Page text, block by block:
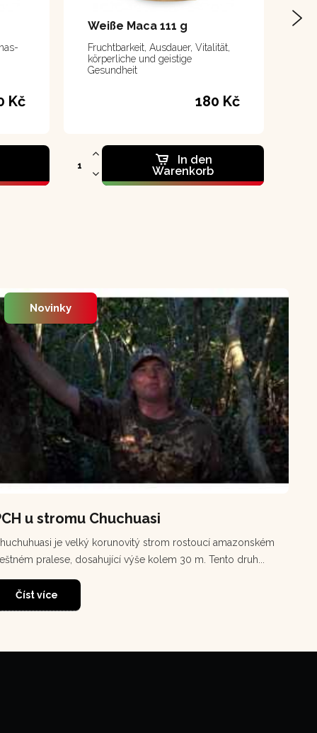
Kč
Weiße Maca 111 g
Fruchtbarkeit, Ausdauer, Vitalität,
körperliche und geistige
Gesundheit
180 Kč
In den
Warenkorb
u stromu Chuchuasi
Novinky
je velký korunovitý strom rostoucí amazonském
pralese, dosahující výše kolem 30 m. Tento druh...
Číst více